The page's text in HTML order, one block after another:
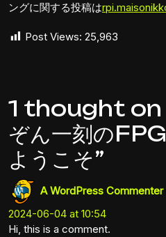
ングに関する投稿は
Post Views: 25,963
1 thought on
ぞん一刻の
ようこそ”
A WordPress Commenter
2024-06-04 at 10:54
Hi, this is a comment.